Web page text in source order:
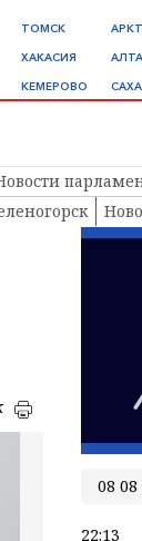
ТОМСК
ХАКАСИЯ
КЕМЕРОВО
САХА
08 08
22:13